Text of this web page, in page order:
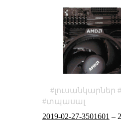
լուսանկարներ
տպասալ
2019-02-27-3501601 –